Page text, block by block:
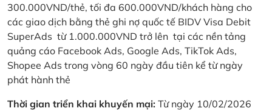
300.000VND/thẻ, tối đa 600.000VND/khách hàng cho
các giao dịch bằng thẻ ghi nợ quốc tế BIDV Visa Debit
SuperAds từ 1.000.000VND trở lên tại các nền tảng
quảng cáo Facebook Ads, Google Ads, TikTok Ads,
Shopee Ads trong vòng 60 ngày đầu tiên kể từ ngày
phát hành thẻ
Thời gian triển khai khuyến mại: Từ ngày 10/02/2026